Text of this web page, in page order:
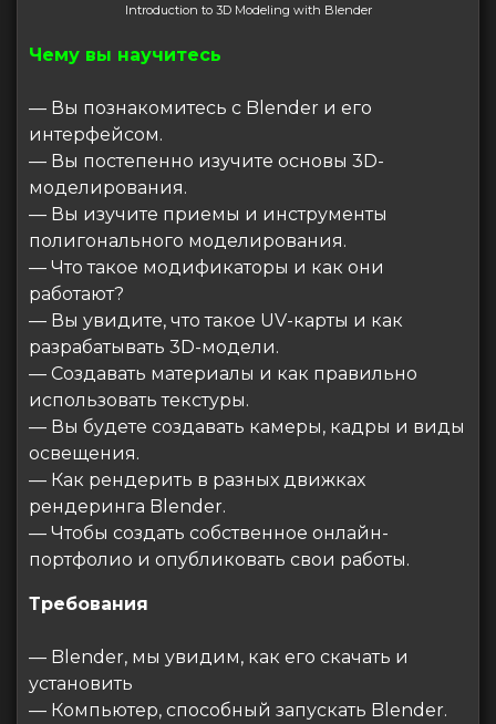
Introduction to 3D Modeling with Blender
Чему вы научитесь
— Вы познакомитесь с Blender и его
интерфейсом.
— Вы постепенно изучите основы 3D-
моделирования.
— Вы изучите приемы и инструменты
полигонального моделирования.
— Что такое модификаторы и как они
работают?
— Вы увидите, что такое UV-карты и как
разрабатывать 3D-модели.
— Создавать материалы и как правильно
использовать текстуры.
— Вы будете создавать камеры, кадры и виды
освещения.
— Как рендерить в разных движках
рендеринга Blender.
— Чтобы создать собственное онлайн-
портфолио и опубликовать свои работы.
Требования
— Blender, мы увидим, как его скачать и
установить
— Компьютер, способный запускать Blender.